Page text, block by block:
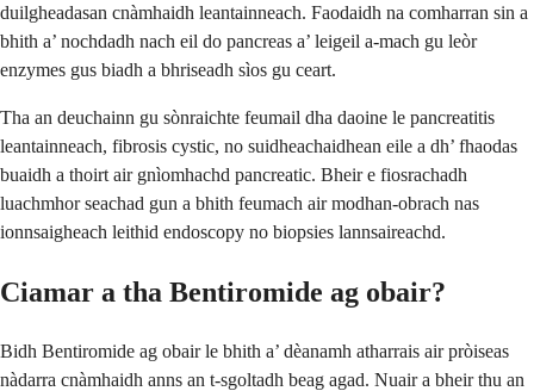
duilgheadasan cnàmhaidh leantainneach. Faodaidh na comharran sin a
bhith a’ nochdadh nach eil do pancreas a’ leigeil a-mach gu leòr
enzymes gus biadh a bhriseadh sìos gu ceart.
Tha an deuchainn gu sònraichte feumail dha daoine le pancreatitis
leantainneach, fibrosis cystic, no suidheachaidhean eile a dh’ fhaodas
buaidh a thoirt air gnìomhachd pancreatic. Bheir e fiosrachadh
luachmhor seachad gun a bhith feumach air modhan-obrach nas
ionnsaigheach leithid endoscopy no biopsies lannsaireachd.
Ciamar a tha Bentiromide ag obair?
Bidh Bentiromide ag obair le bhith a’ dèanamh atharrais air pròiseas
nàdarra cnàmhaidh anns an t-sgoltadh beag agad. Nuair a bheir thu an